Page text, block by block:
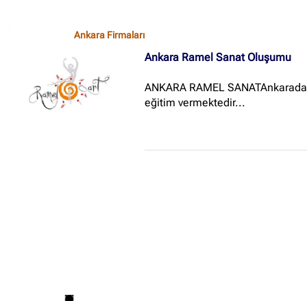
Ankara Firmaları
Ankara Ramel Sanat Oluşumu
ANKARA RAMEL SANATAnkarada
eğitim vermektedir...